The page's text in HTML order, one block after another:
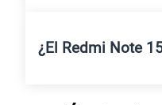
¿El Redmi Note